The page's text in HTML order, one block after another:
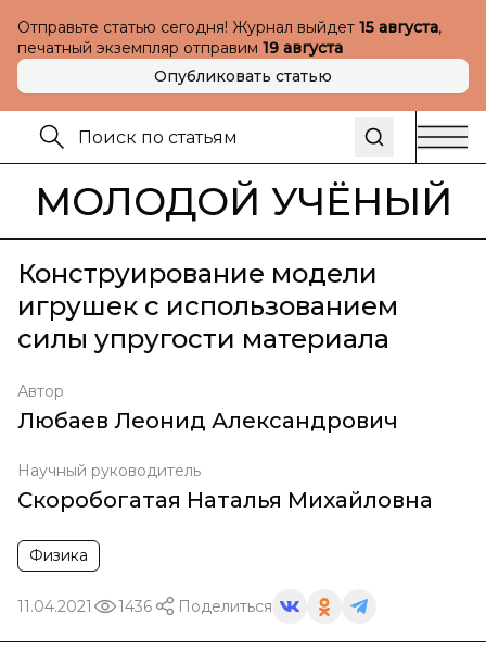
Отправьте статью сегодня! Журнал выйдет 15 августа,
печатный экземпляр отправим 19 августа
Опубликовать статью
МОЛОДОЙ УЧЁНЫЙ
Конструирование модели
игрушек с использованием
силы упругости материала
Автор
Любаев Леонид Александрович
Научный руководитель
Скоробогатая Наталья Михайловна
Физика
11.04.2021 1436 Поделиться